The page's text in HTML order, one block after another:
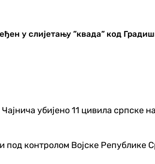
у слијетању ”квада” код
убијено 11 цивила српске
под контролом Војске Републике